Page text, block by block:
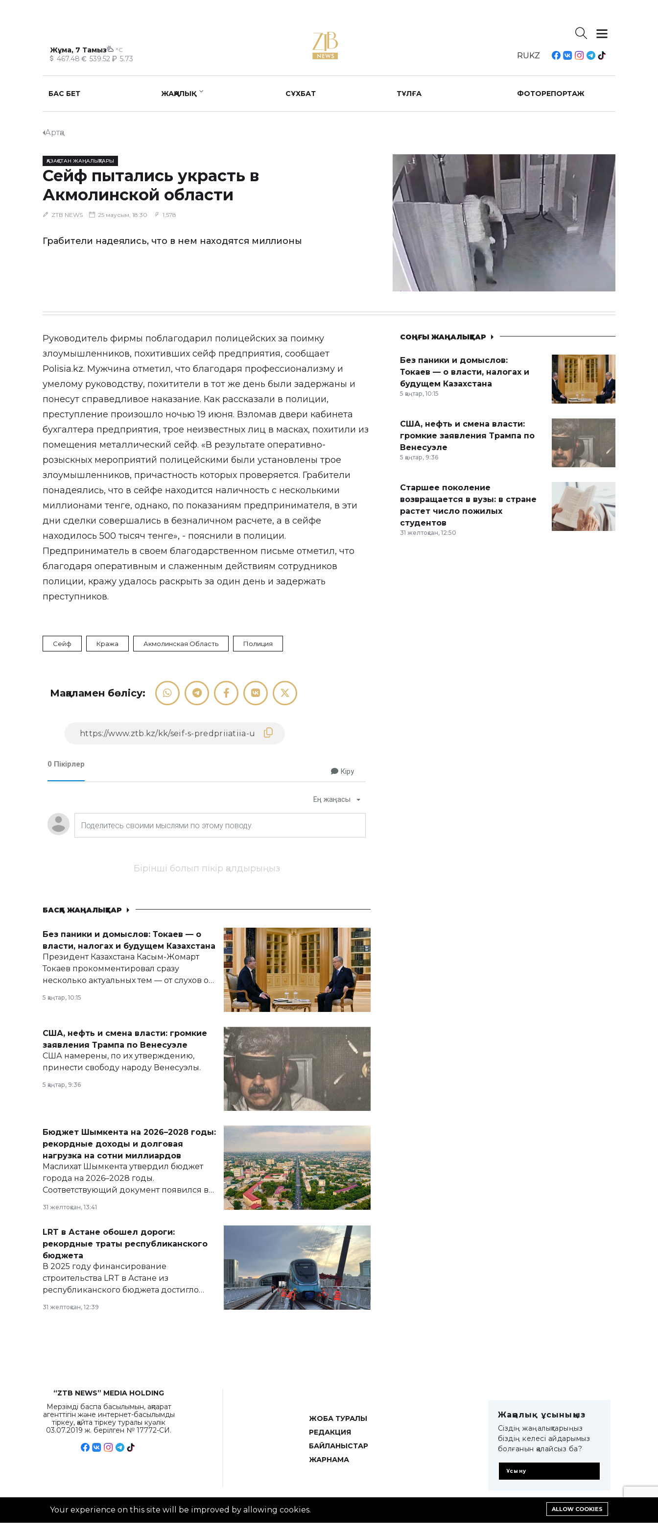
Жұма, 7 Тамыз °C
467.48 539.52 5.73 RUKZ
БАС БЕТ ЖАҢАЛЫҚ СҰХБАТ ТҰЛҒА ФОТОРЕПОРТАЖ
Артқа
ҚАЗАҚСТАН ЖАҢАЛЫҚТАРЫ
Сейф пытались украсть в
Акмолинской области
ZTB NEWS 25 маусым, 18:30 1,578
Грабители надеялись, что в нем находятся миллионы
Руководитель фирмы поблагодарил полицейских за поимку
злоумышленников, похитивших сейф предприятия, сообщает
Polisia.kz. Мужчина отметил, что благодаря профессионализму и
умелому руководству, похитители в тот же день были задержаны и
понесут справедливое наказание. Как рассказали в полиции,
преступление произошло ночью 19 июня. Взломав двери кабинета
бухгалтера предприятия, трое неизвестных лиц в масках, похитили из
помещения металлический сейф. «В результате оперативно-
розыскных мероприятий полицейскими были установлены трое
злоумышленников, причастность которых проверяется. Грабители
понадеялись, что в сейфе находится наличность с несколькими
миллионами тенге, однако, по показаниям предпринимателя, в эти
дни сделки совершались в безналичном расчете, а в сейфе
находилось 500 тысяч тенге», - пояснили в полиции.
Предприниматель в своем благодарственном письме отметил, что
благодаря оперативным и слаженным действиям сотрудников
полиции, кражу удалось раскрыть за один день и задержать
преступников.
Сейф Кража Акмолинская Область Полиция
Мақаламен бөлісу:
0 Пікірлер
Кіру
Ең жаңасы
Бірінші болып пікір қалдырыңыз
БАСҚА ЖАҢАЛЫҚТАР
Без паники и домыслов: Токаев — о
власти, налогах и будущем Казахстана
Президент Казахстана Касым-Жомарт
Токаев прокомментировал сразу
несколько актуальных тем — от слухов о
армии, экономики и личного здоровья.
5 қаңтар, 10:15
США, нефть и смена власти: громкие
заявления Трампа по Венесуэле
США намерены, по их утверждению,
принести свободу народу Венесуэлы.
5 қаңтар, 9:36
Бюджет Шымкента на 2026–2028 годы:
рекордные доходы и долговая
нагрузка на сотни миллиардов
Маслихат Шымкента утвердил бюджет
города на 2026–2028 годы.
Соответствующий документ появился в
сайте маслихат города.
31 желтоқсан, 13:41
LRT в Астане обошел дороги:
рекордные траты республиканского
бюджета
В 2025 году финансирование
строительства LRT в Астане из
республиканского бюджета достигло
31 желтоқсан, 12:39
СОҢҒЫ ЖАҢАЛЫҚТАР
Без паники и домыслов:
Токаев — о власти, налогах и
будущем Казахстана
5 қаңтар, 10:15
США, нефть и смена власти:
громкие заявления Трампа по
Венесуэле
5 қаңтар, 9:36
Старшее поколение
возвращается в вузы: в стране
растет число пожилых
студентов
31 желтоқсан, 12:50
“ZTB NEWS” MEDIA HOLDING
Мерзімді баспа басылымын, ақпарат
агенттігін және интернет-басылымды
тіркеу, қайта тіркеу туралы куәлік
03.07.2019 ж. берілген № 17772-СИ.
ЖОБА ТУРАЛЫ
РЕДАКЦИЯ
БАЙЛАНЫСТАР
ЖАРНАМА
Жаңалық ұсыныңыз
Сіздің жаңалықтарыңыз
біздің келесі айдарымыз
болғанын қалайсыз ба?
Ұсыну
Your experience on this site will be improved by allowing cookies. ALLOW COOKIES